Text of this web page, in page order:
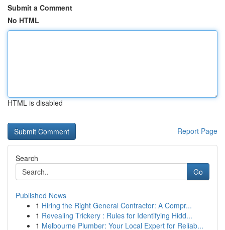
Submit a Comment
No HTML
HTML is disabled
Report Page
Search
Go
Published News
1 Hiring the Right General Contractor: A Compr...
1 Revealing Trickery : Rules for Identifying Hidd...
1 Melbourne Plumber: Your Local Expert for Reliab...